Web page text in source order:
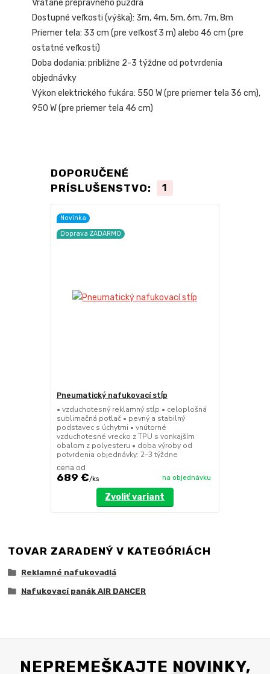
Vrátane prepravného puzdra
Dostupné veľkosti (výška): 3m, 4m, 5m, 6m, 7m, 8m
Priemer tela: 33 cm (pre veľkosť 3 m) alebo 46 cm (pre
ostatné veľkosti)
Doba dodania: približne 2-3 týždne od potvrdenia
objednávky
Výkon elektrického fukára: 550 W (pre priemer tela 36 cm),
950 W (pre priemer tela 46 cm)
DOPORUČENÉ
PRÍSLUŠENSTVO:
1
Novinka
Doprava ZADARMO
Pneumatický nafukovací stĺp
• vzduchotesný reklamný stĺp • celoplošná
sublimačná potlač • pevný a stabilný
podstavec s úchytmi • vnútorné
vzduchotesné vrecko z TPU s vonkajším
obalom z polyesteru • doba výroby od
potvrdenia objednávky: 2–3 týždne
cena od
689 €/ks na objednávku
Zvoliť variant
TOVAR ZARADENÝ V KATEGÓRIÁCH
Reklamné nafukovadlá
Nafukovací panák AIR DANCER
NEPREMEŠKAJTE NOVINKY,